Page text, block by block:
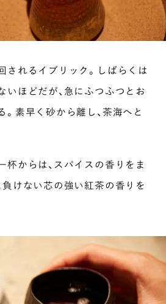
されるイブリック。しばらくは
いほどだが、急にふつふつとお
素早く砂から離し、茶海へと
杯からは、スパイスの香りをま
負けない芯の強い紅茶の香りを